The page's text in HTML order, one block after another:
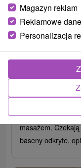
Letni,
Uzdrowisko
Číž
8,4 (149
Ciesz się
masażem.
baseny odkryte,
Magazyn reklam
Reklamowe
Personalizacja